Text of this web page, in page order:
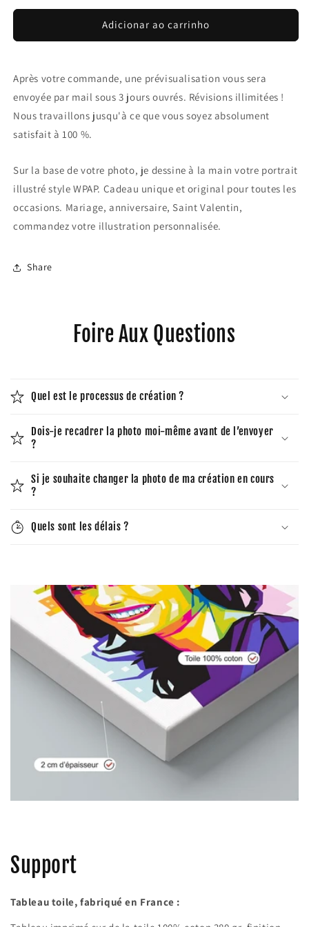
Adicionar ao carrinho
Après votre commande, une prévisualisation vous sera
envoyée par mail sous 3 jours ouvrés. Révisions illimitées !
Nous travaillons jusqu'à ce que vous soyez absolument
satisfait à 100 %.
Sur la base de votre photo, je dessine à la main votre portrait
illustré style WPAP. Cadeau unique et original pour toutes les
occasions. Mariage, anniversaire, Saint Valentin,
commandez votre illustration personnalisée.
Share
Foire Aux Questions
Quel est le processus de création ?
Dois-je recadrer la photo moi-même avant de l’envoyer
?
Si je souhaite changer la photo de ma création en cours
?
Quels sont les délais ?
Support
Tableau toile, fabriqué en France :